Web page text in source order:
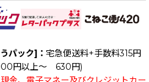
パック]： 宅急便送料+手数料315円
円以上～ 630円)